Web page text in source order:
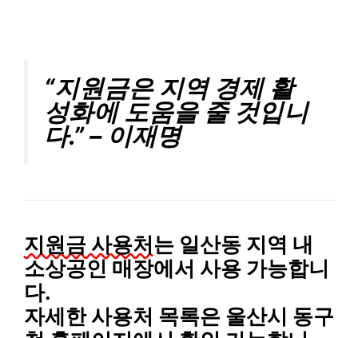
“지원금은 지역 경제 활
성화에 도움을 줄 것입니
다.” – 이재명
지원금 사용처 는 일산동 지역 내
소상공인 매장에서 사용 가능합니
다.
자세한 사용처 목록은 울산시 동구